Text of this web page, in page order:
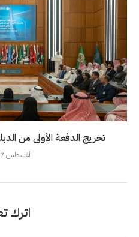
تخريج الدفعة الأولى من
أغسطس 7, 2026
اترك